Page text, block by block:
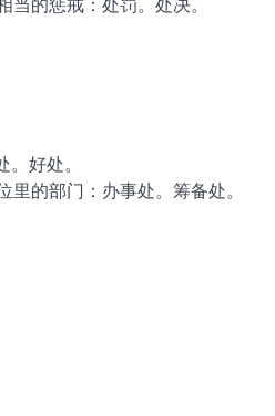
好处。
的部门：办事处。筹备处。